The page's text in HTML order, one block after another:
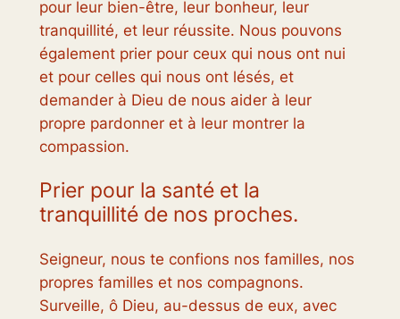
pour leur bien-être, leur bonheur, leur
tranquillité, et leur réussite. Nous pouvons
également prier pour ceux qui nous ont nui
et pour celles qui nous ont lésés, et
demander à Dieu de nous aider à leur
propre pardonner et à leur montrer la
compassion.
Prier pour la santé et la
tranquillité de nos proches.
Seigneur, nous te confions nos familles, nos
propres familles et nos compagnons.
Surveille, ô Dieu, au-dessus de eux, avec